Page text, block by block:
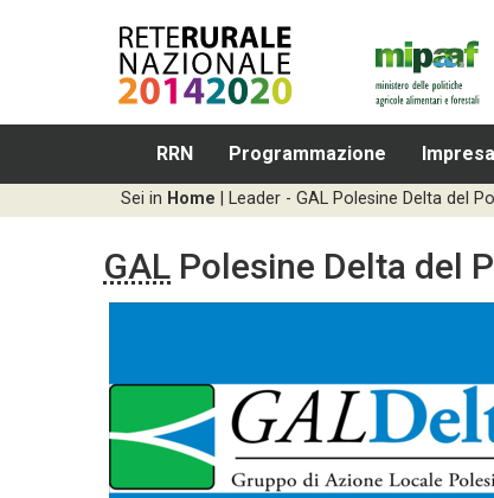
RRN Programmazione Impresa
Sei in Home Leader - GAL Polesine Delta del
GAL Polesine Delta del